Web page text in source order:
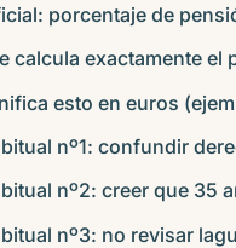
porcentaje de
calcula exactamente el
esto en euros
nº1: confundir
nº2: creer que 35
nº3: no revisar